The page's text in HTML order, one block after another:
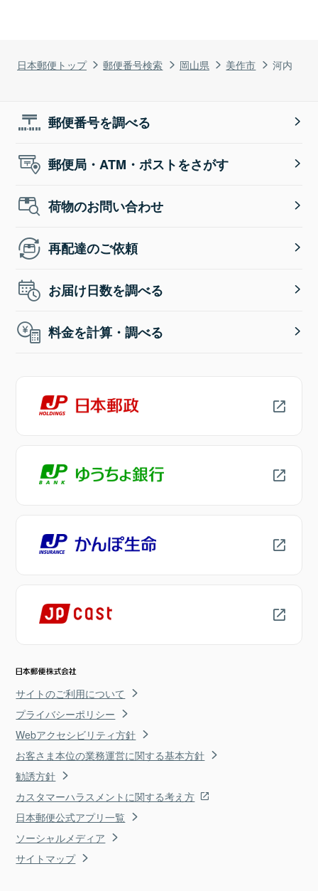
日本郵便トップ 郵便番号検索 岡山県 美作市 河内
郵便番号を調べる
郵便局・ATM・ポストをさがす
荷物のお問い合わせ
再配達のご依頼
お届け日数を調べる
料金を計算・調べる
サイトのご利用について
プライバシーポリシー
Webアクセシビリティ方針
お客さま本位の業務運営に関する基本方針
勧誘方針
カスタマーハラスメントに関する考え方
日本郵便公式アプリ一覧
ソーシャルメディア
サイトマップ